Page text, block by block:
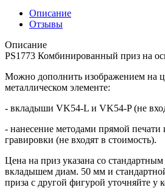
Описание
Отзывы
Описание
PS1773 Комбинированный приз на
Можно дополнить изображением на
металлическом элементе:
- вкладыши VK54-L и VK54-P (не
- нанесение методами прямой печати
гравировки (не входят в стоимость).
Цена на приз указана со
вкладышем диам. 50 мм и
приза с другой фигурой уточняйте у